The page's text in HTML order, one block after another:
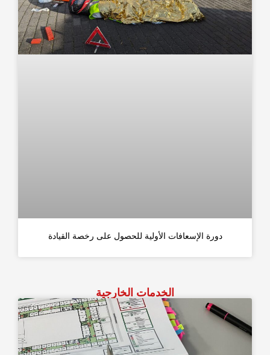
دورة الإسعافات الأولية للحصول على رخصة القيادة
الخدمات الخارجية